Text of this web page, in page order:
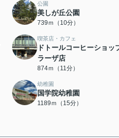
公園
美しが丘公園
739ｍ（10分）
喫茶店・カフェ
ドトールコーヒーショッ
ラーザ店
874ｍ（11分）
幼稚園
国学院幼稚園
1189ｍ（15分）